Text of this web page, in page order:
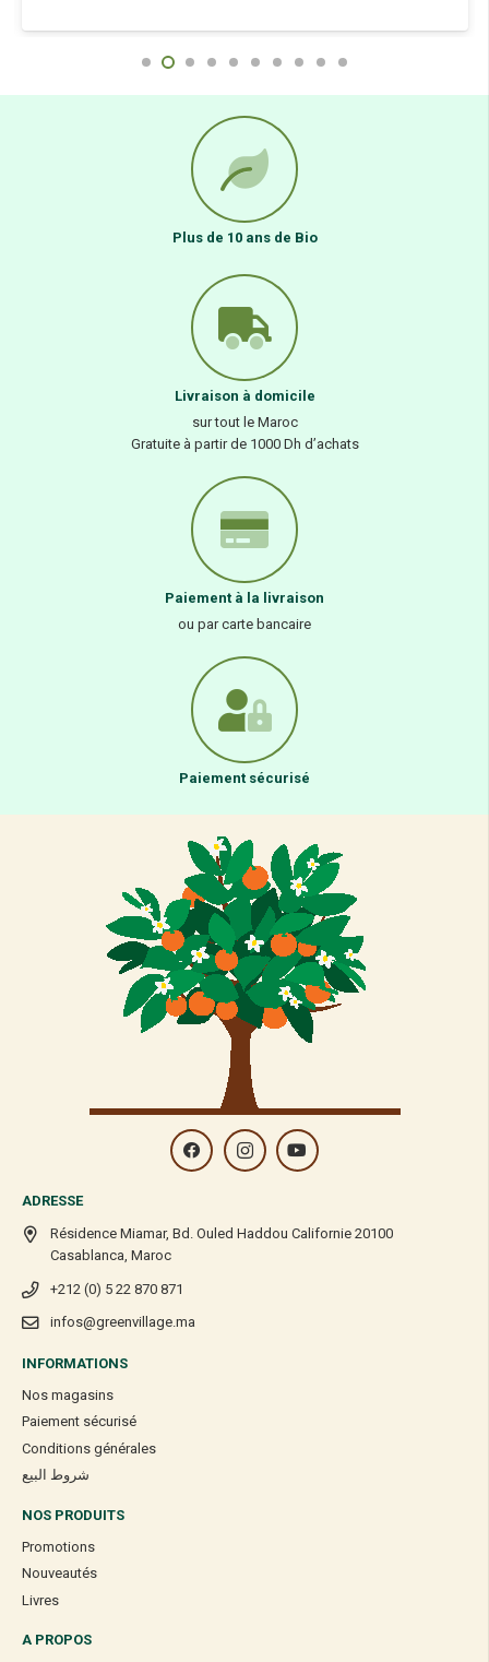
Plus de 10 ans de Bio
Livraison à domicile
sur tout le Maroc
Gratuite à partir de 1000 Dh d’achats
Paiement à la livraison
ou par carte bancaire
Paiement sécurisé
ADRESSE
Résidence Miamar, Bd. Ouled Haddou Californie 20100
Casablanca, Maroc
+212 (0) 5 22 870 871
infos@greenvillage.ma
INFORMATIONS
Nos magasins
Paiement sécurisé
Conditions générales
شروط البيع
NOS PRODUITS
Promotions
Nouveautés
Livres
A PROPOS